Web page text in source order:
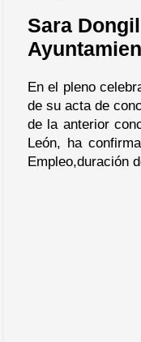
Sara
En el pleno
de su acta de
de la anterior
León, ha
Empleo,duración